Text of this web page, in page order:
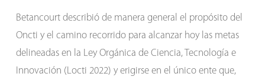
Betancourt describió de manera general el propósito del
Oncti y el camino recorrido para alcanzar hoy las metas
delineadas en la Ley Orgánica de Ciencia, Tecnología e
Innovación (Locti 2022) y erigirse en el único ente que,